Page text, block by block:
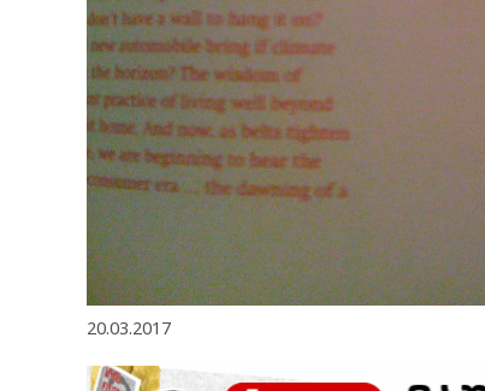
20.03.2017